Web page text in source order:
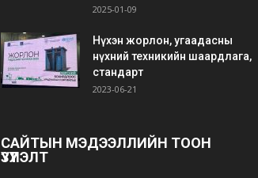
2025-01-09
Нүхэн жорлон, угаадасны
нүхний техникийн шаардлага,
стандарт
2023-06-21
САЙТЫН МЭДЭЭЛЛИЙН ТООН
ҮЗҮҮЛЭЛТ